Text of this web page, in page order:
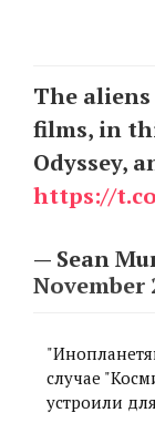
The
films, in
Odyssey,
https://
— Sean
November
случае
устроили